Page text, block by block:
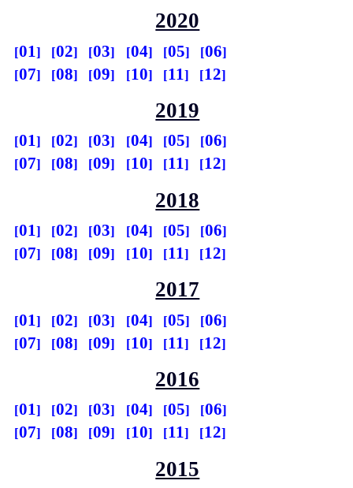
2020
01 02 03 04 05
06
07
08 09 10 11 12
2019
01 02 03 04 05
06
07
08 09 10 11 12
2018
01 02 03 04 05
06
07
08 09 10 11 12
2017
01 02 03 04 05
06
07
08 09 10 11 12
2016
01 02 03 04 05
06
07
08 09 10 11 12
2015